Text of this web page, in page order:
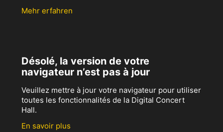
Mehr erfahren
Désolé, la version de votre
navigateur n’est pas à jour
Veuillez mettre à jour votre navigateur pour utiliser
toutes les fonctionnalités de la Digital Concert
Hall.
En savoir plus